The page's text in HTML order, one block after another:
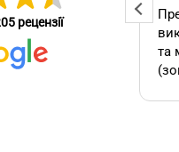
рецензії
оперативна
виконали
дали
та